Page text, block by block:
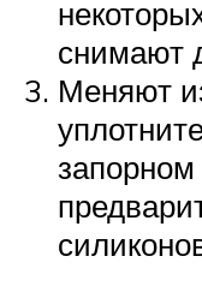
снимают
Меняют
запорном